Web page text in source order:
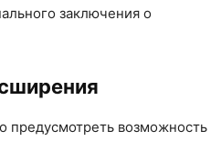
заключения о
предусмотреть возможность